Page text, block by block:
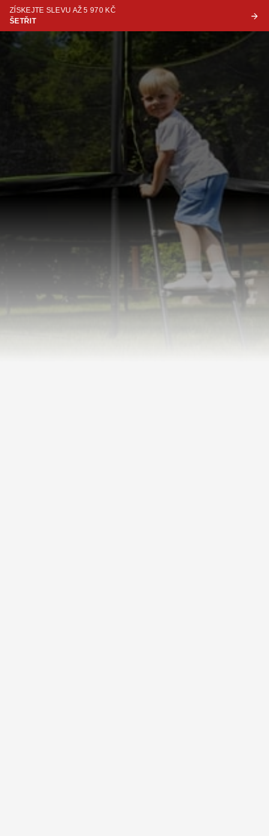
ZÍSKEJTE SLEVU AŽ 5 970 KČ
ŠETŘIT